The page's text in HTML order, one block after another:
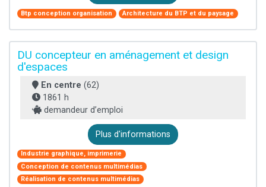
Btp conception organisation Architecture du BTP et du paysage
DU concepteur en aménagement et design
d'espaces
En centre (62)
1861 h
demandeur d’emploi
Plus d'informations
Industrie graphique, imprimerie
Conception de contenus multimédias
Réalisation de contenus multimédias